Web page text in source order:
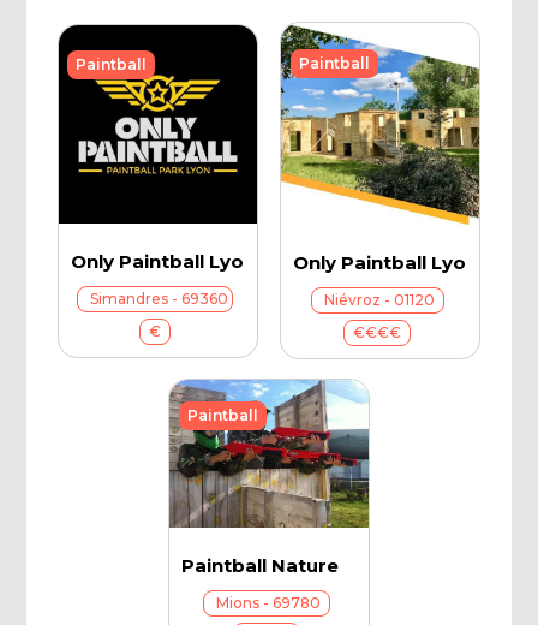
Only Paintball Lyon Sud
Simandres - 69360
€
Paintball
Only Paintball Lyon Nord
Niévroz - 01120
€€€€
Paintball
Paintball Nature
Mions - 69780
Paintball